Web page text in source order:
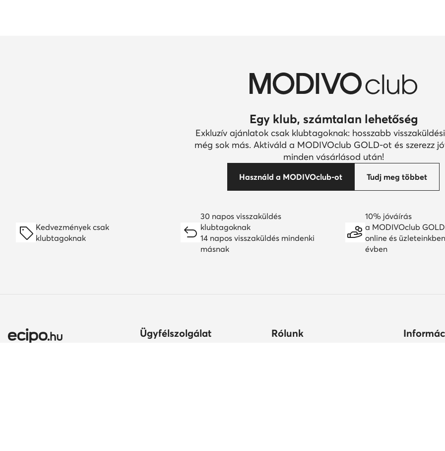
Egy klub, számtalan lehetőség
Exkluzív ajánlatok csak klubtagoknak: hosszabb
még sok más. Aktiváld a MODIVOclub GOLD-ot és szerezz
minden vásárlásod után!
Használd a MODIVOclub-ot Tudj meg többet
Kedvezmények csak
klubtagoknak
30 napos visszaküldés
klubtagoknak
14 napos visszaküldés mindenki
másnak
10% jóváírás
a MODIVOclub
online és
évben
Ügyfélszolgálat Rólunk